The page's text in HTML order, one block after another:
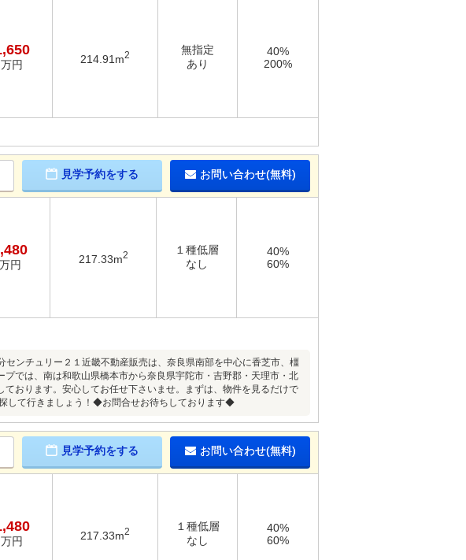
万円 214.91m2
無指定
あり
40%
200%
見学予約をする お問い合わせ(無料)
万円 217.33m2
１種低層
なし
40%
60%
ンチュリー２１近畿不動産販売は、奈良県南部を中心に香芝市、橿
では、南は和歌山県橋本市から奈良県宇陀市・吉野郡・天理市・北
おります。安心してお任せ下さいませ。まずは、物件を見るだけで
して行きましょう！◆お問合せお待ちしております◆
見学予約をする お問い合わせ(無料)
万円 217.33m2
１種低層
なし
40%
60%